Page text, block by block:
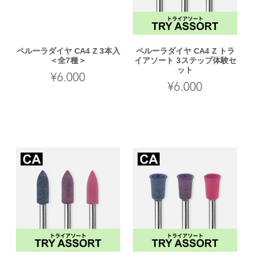
ペルーラダイヤ CA4 Z 3本入
＜全7種＞
¥6.000
ペルーラダイヤ CA4 Z トラ
イアソート 3ステップ体験セ
ット
¥6.000